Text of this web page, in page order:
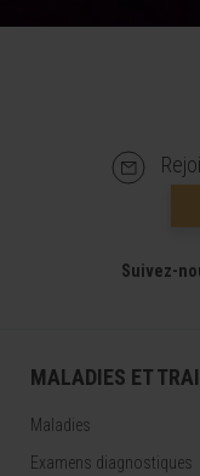
Suivez-
MALADIES ET
Maladies
Examens diagnostiques